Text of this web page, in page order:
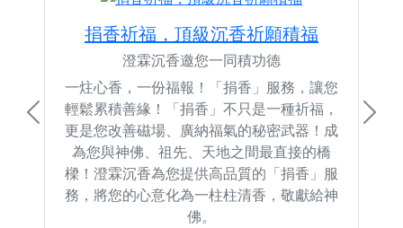
捐香祈福，頂級沉香祈願積福
澄霖沉香邀您一同積功德
一炷心香，一份福報！「捐香」服務，讓您
輕鬆累積善緣！「捐香」不只是一種祈福，
更是您改善磁場、廣納福氣的秘密武器！成
為您與神佛、祖先、天地之間最直接的橋
樑！澄霖沉香為您提供高品質的「捐香」服
務，將您的心意化為一柱柱清香，敬獻給神
佛。
Previous Next